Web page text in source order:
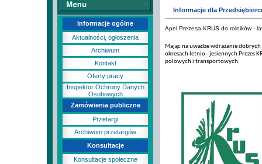
Informacje ogólne
Aktualności, ogłoszenia
Archiwum
Kontakt
Oferty pracy
Inspektor Ochrony Danych
Osobowych
Zamówienia publiczne
Przetargi
Archiwum przetargów
Konsultacje
Konsultacje społeczne
Informacje dla
Apel Prezesa KRUS do rolników -
Mając na uwadze wdrażanie
okresach letnio - jesiennych Prezes
polowych i transportowych.